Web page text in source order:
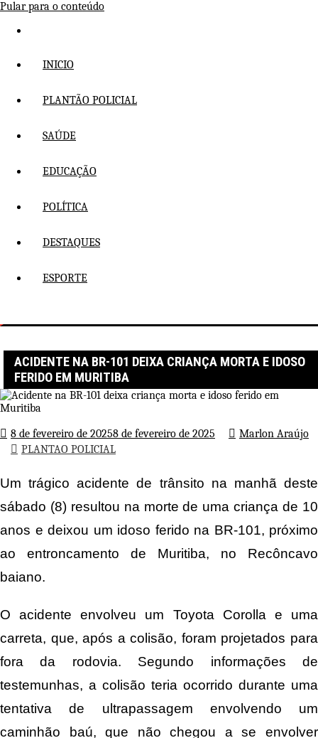
Pular para o conteúdo
INICIO
PLANTÃO POLICIAL
SAÚDE
EDUCAÇÃO
POLÍTICA
DESTAQUES
ESPORTE
ACIDENTE NA BR-101 DEIXA CRIANÇA MORTA E IDOSO
FERIDO EM MURITIBA
8 de fevereiro de 20258 de fevereiro de 2025
Marlon Araújo
PLANTAO POLICIAL
Um trágico acidente de trânsito na manhã deste
sábado (8) resultou na morte de uma criança de 10
anos e deixou um idoso ferido na BR-101, próximo
ao entroncamento de Muritiba, no Recôncavo
baiano.
O acidente envolveu um Toyota Corolla e uma
carreta, que, após a colisão, foram projetados para
fora da rodovia. Segundo informações de
testemunhas, a colisão teria ocorrido durante uma
tentativa de ultrapassagem envolvendo um
caminhão baú, que não chegou a se envolver